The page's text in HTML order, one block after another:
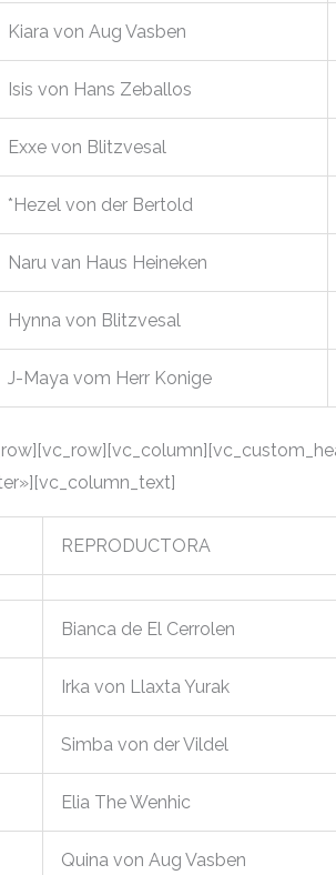
Kiara von Aug Vasben
Isis von Hans Zeballos
Exxe von Blitzvesal
*Hezel von der Bertold
Naru van Haus Heineken
Hynna von Blitzvesal
J-Maya vom Herr Konige
REPRODUCTORA
Bianca de El Cerrolen
Irka von Llaxta Yurak
Simba von der Vildel
Elia The Wenhic
Quina von Aug Vasben